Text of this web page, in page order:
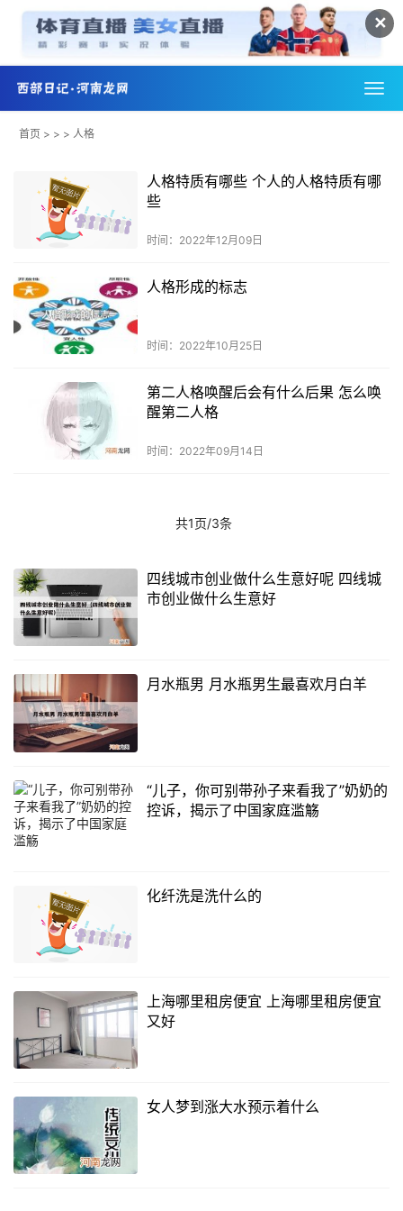
✕
首页 > > > 人格
人格特质有哪些 个人的人格特质有哪
些
时间：2022年12月09日
人格形成的标志
时间：2022年10月25日
第二人格唤醒后会有什么后果 怎么唤
醒第二人格
时间：2022年09月14日
共1页/3条
四线城市创业做什么生意好呢 四线城
市创业做什么生意好
月水瓶男 月水瓶男生最喜欢月白羊
“儿子，你可别带孙子来看我了”奶奶的
控诉，揭示了中国家庭滥觞
化纤洗是洗什么的
上海哪里租房便宜 上海哪里租房便宜
又好
女人梦到涨大水预示着什么